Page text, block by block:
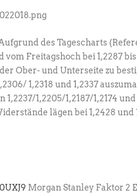
des Tagescharts
vom Freitagshoch bei 1,2287
Ober- und Unterseite zu
1,2318 und 1,2337
1,2237/1,2205/1,2187/1,2174
lägen bei 1,2428 und
Morgan Stanley Faktor 2